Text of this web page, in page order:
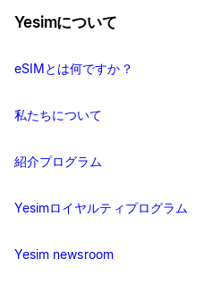
Yesimについて
eSIMとは何ですか？
私たちについて
紹介プログラム
Yesimロイヤルティプログラム
Yesim newsroom